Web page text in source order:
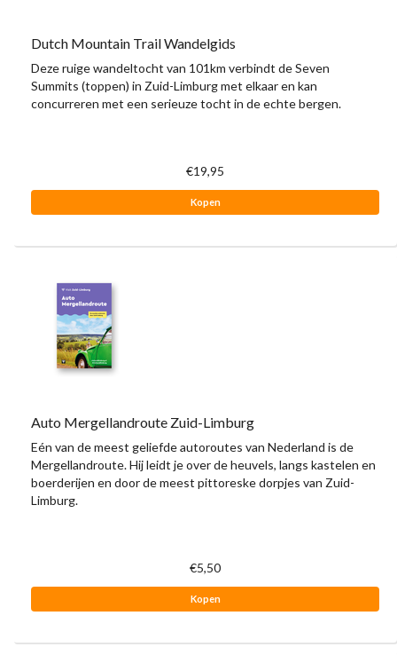
Dutch Mountain Trail Wandelgids
Deze ruige wandeltocht van 101km verbindt de Seven
Summits (toppen) in Zuid-Limburg met elkaar en kan
concurreren met een serieuze tocht in de echte bergen.
€19,95
Kopen
Auto Mergellandroute Zuid-Limburg
Eén van de meest geliefde autoroutes van Nederland is de
Mergellandroute. Hij leidt je over de heuvels, langs kastelen en
boerderijen en door de meest pittoreske dorpjes van Zuid-
Limburg.
€5,50
Kopen